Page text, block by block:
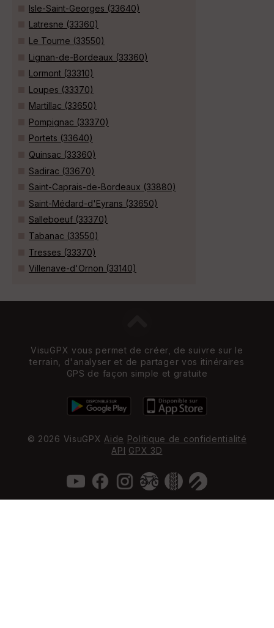
Isle-Saint-Georges (33640)
Latresne (33360)
Le Tourne (33550)
Lignan-de-Bordeaux (33360)
Lormont (33310)
Loupes (33370)
Martillac (33650)
Pompignac (33370)
Portets (33640)
Quinsac (33360)
Sadirac (33670)
Saint-Caprais-de-Bordeaux (33880)
Saint-Médard-d'Eyrans (33650)
Salleboeuf (33370)
Tabanac (33550)
Tresses (33370)
Villenave-d'Ornon (33140)
VisuGPX vous permet de créer, de suivre sur le
terrain, d'analyser et de partager vos itinéraires
GPS de façon simple et gratuite
© 2026 VisuGPX Aide Politique de confidentialité
API GPX 3D